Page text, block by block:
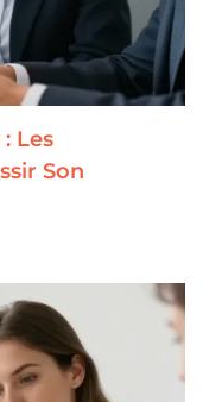
Les
Son